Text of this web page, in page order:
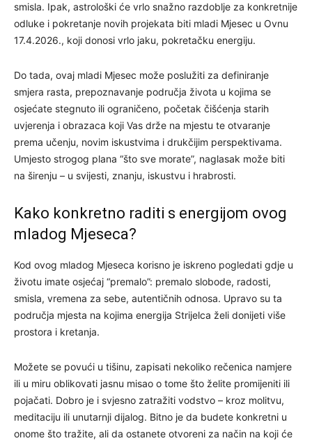
smisla. Ipak, astrološki će vrlo snažno razdoblje za konkretnije
odluke i pokretanje novih projekata biti mladi Mjesec u Ovnu
17.4.2026., koji donosi vrlo jaku, pokretačku energiju.
Do tada, ovaj mladi Mjesec može poslužiti za definiranje
smjera rasta, prepoznavanje područja života u kojima se
osjećate stegnuto ili ograničeno, početak čišćenja starih
uvjerenja i obrazaca koji Vas drže na mjestu te otvaranje
prema učenju, novim iskustvima i drukčijim perspektivama.
Umjesto strogog plana “što sve morate”, naglasak može biti
na širenju – u svijesti, znanju, iskustvu i hrabrosti.
Kako konkretno raditi s energijom ovog
mladog Mjeseca?
Kod ovog mladog Mjeseca korisno je iskreno pogledati gdje u
životu imate osjećaj “premalo”: premalo slobode, radosti,
smisla, vremena za sebe, autentičnih odnosa. Upravo su ta
područja mjesta na kojima energija Strijelca želi donijeti više
prostora i kretanja.
Možete se povući u tišinu, zapisati nekoliko rečenica namjere
ili u miru oblikovati jasnu misao o tome što želite promijeniti ili
pojačati. Dobro je i svjesno zatražiti vodstvo – kroz molitvu,
meditaciju ili unutarnji dijalog. Bitno je da budete konkretni u
onome što tražite, ali da ostanete otvoreni za način na koji će